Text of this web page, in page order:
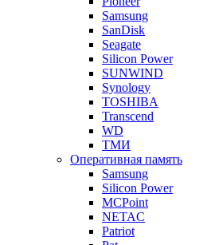
Samsung
SanDisk
Seagate
Silicon Power
SUNWIND
Synology
TOSHIBA
Transcend
WD
ТМИ
Оперативная память
Samsung
Silicon Power
MCPoint
NETAC
Patriot